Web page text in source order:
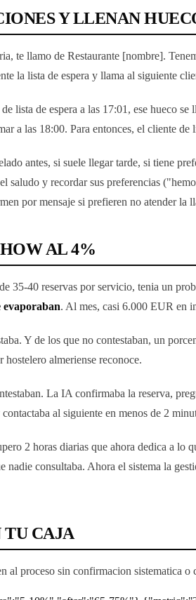
Y LLENAN
te llamo de Restaurante [nombre].
la lista de espera y llama al siguiente
lista de espera a las 17:01, ese hueco
a las 18:00. Para entonces, el cliente de
antes, si suele llegar tarde, si tiene
y recordar sus preferencias
por mensaje si prefieren no atender la
AL 4%
35-40 reservas por servicio, tenia un
evaporaban. Al mes, casi 6.000 EUR en
Y de los que no contestaban, un
almeriense reconoce.
La IA confirmaba la reserva,
al siguiente en menos de 2
2 horas diarias que ahora dedica a lo
consultaba. Ahora el sistema la
CAJA
al proceso sin confirmacion sistematica